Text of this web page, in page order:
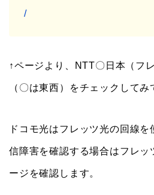
/
↑ページより、NTT〇日本（フ
（〇は東西）をチェックしてみ
ドコモ光はフレッツ光の回線を
信障害を確認する場合はフレッ
ージを確認します。